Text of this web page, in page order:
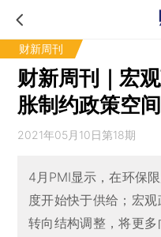
财新周刊
财新周刊｜宏
胀制约政策空间
2021年05月10日第18期
4月PMI显示，在环保
度开始快于供给；宏
转向结构调整，将更